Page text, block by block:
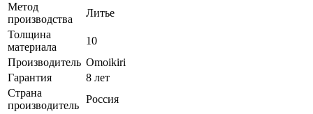
Метод
производства
Литье
Толщина
материала
10
Производитель Omoikiri
Гарантия
8 лет
Страна
производитель
Россия